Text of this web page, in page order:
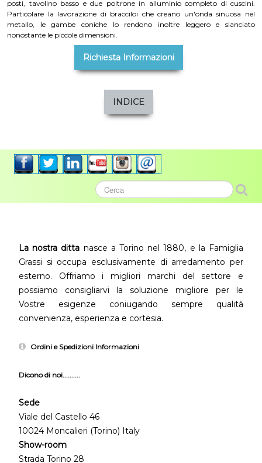
posti, tavolino basso e due poltrone in alluminio completo di cuscini.
Particolare la lavorazione di bracciloi che creano un'onda sinuosa nel
metallo, le gambe coniche lo rendono inoltre leggero e slanciato
nonostante le piccole dimensioni.
Richiesta Informazioni
INDICE
La nostra ditta nasce a Torino nel 1880, e la Famiglia
Grassi si occupa esclusivamente di arredamento per
esterno. Offriamo i migliori marchi del settore e
possiamo consigliarvi la soluzione migliore per le
Vostre esigenze coniugando sempre qualità
convenienza, esperienza e cortesia.
Ordini e Spedizioni Informazioni
Dicono di noi..........
Sede
Viale del Castello 46
10024 Moncalieri (Torino) Italy
Show-room
Strada Torino 28